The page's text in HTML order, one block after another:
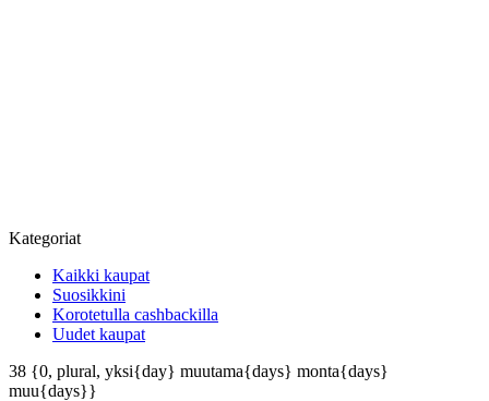
Kategoriat
Kaikki kaupat
Suosikkini
Korotetulla cashbackilla
Uudet kaupat
38 {0, plural, yksi{day} muutama{days} monta{days}
muu{days}}